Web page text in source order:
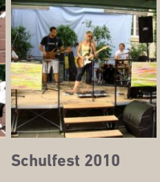
Schul­fest 2010